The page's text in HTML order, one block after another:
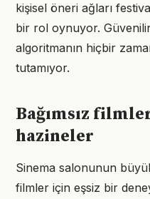
kişisel öneri ağları
bir rol oynuyor.
algoritmanın hiçbir
tutamıyor.
Bağımsız
hazineler
Sinema salonunun
filmler için eşsiz bir